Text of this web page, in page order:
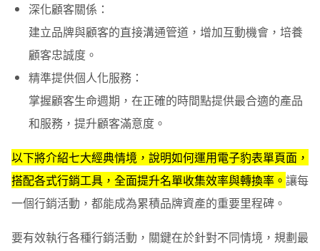
深化顧客關係 ：
建立品牌與顧客的直接溝通管道，增加互動機會，培養
顧客忠誠度。
精準提供個人化服務 ：
掌握顧客生命週期，在正確的時間點提供最合適的產品
和服務，提升顧客滿意度。
以下將介紹七大經典情境，說明如何運用電子豹表單頁面，
搭配各式行銷工具，全面提升名單收集效率與轉換率。 讓每
一個行銷活動，都能成為累積品牌資產的重要里程碑。
要有效執行各種行銷活動，關鍵在於針對不同情境，規劃最